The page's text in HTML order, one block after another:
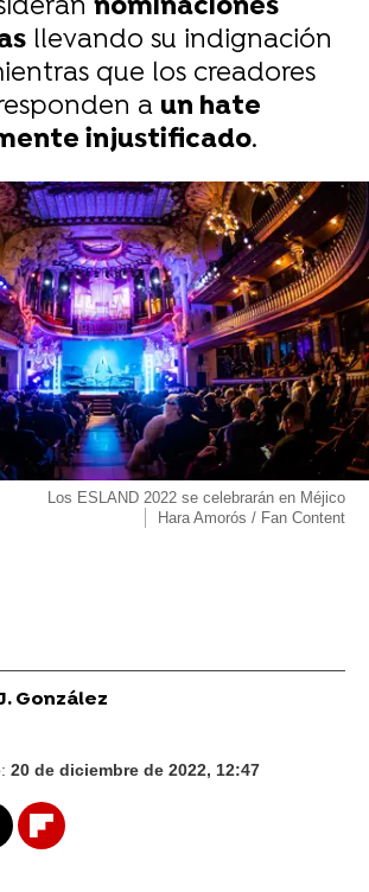
nominaciones
llevando su indignación
que los creadores
a un hate
injustificado.
Los ESLAND 2022 se celebrarán en Méjico
Hara Amorós / Fan Content
González
20 de diciembre de 2022, 12:47
Flipboard